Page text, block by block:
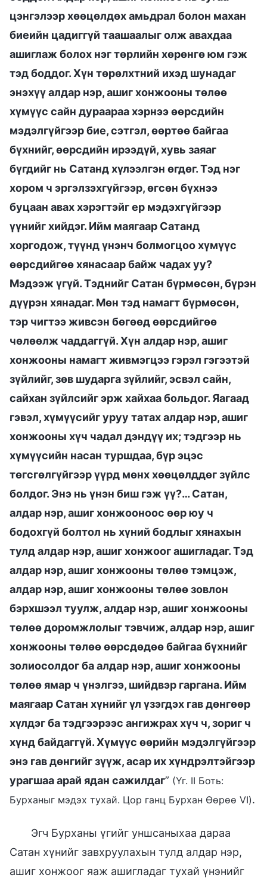
цэнгэлээр хөөцөлдөх амьдрал болон махан
биеийн цадиггүй таашаалыг олж авахдаа
ашиглаж болох нэг төрлийн хөрөнгө юм гэж
тэд боддог. Хүн төрөлхтний ихэд шунадаг
энэхүү алдар нэр, ашиг хонжооны төлөө
хүмүүс сайн дураараа хэрнээ өөрсдийн
мэдэлгүйгээр бие, сэтгэл, өөртөө байгаа
бүхнийг, өөрсдийн ирээдүй, хувь заяаг
бүгдийг нь Сатанд хүлээлгэн өгдөг. Тэд нэг
хором ч эргэлзэхгүйгээр, өгсөн бүхнээ
буцаан авах хэрэгтэйг ер мэдэхгүйгээр
үүнийг хийдэг. Ийм маягаар Сатанд
хоргодож, түүнд үнэнч болмогцоо хүмүүс
өөрсдийгөө хянасаар байж чадах уу?
Мэдээж үгүй. Тэднийг Сатан бүрмөсөн, бүрэн
дүүрэн хянадаг. Мөн тэд намагт бүрмөсөн,
тэр чигтээ живсэн бөгөөд өөрсдийгөө
чөлөөлж чаддаггүй. Хүн алдар нэр, ашиг
хонжооны намагт живмэгцээ гэрэл гэгээтэй
зүйлийг, зөв шударга зүйлийг, эсвэл сайн,
сайхан зүйлсийг эрж хайхаа больдог. Яагаад
гэвэл, хүмүүсийг уруу татах алдар нэр, ашиг
хонжооны хүч чадал дэндүү их; тэдгээр нь
хүмүүсийн насан туршдаа, бүр эцэс
төгсгөлгүйгээр үүрд мөнх хөөцөлддөг зүйлс
болдог. Энэ нь үнэн биш гэж үү?… Сатан,
алдар нэр, ашиг хонжооноос өөр юу ч
бодохгүй болтол нь хүний бодлыг хянахын
тулд алдар нэр, ашиг хонжоог ашигладаг. Тэд
алдар нэр, ашиг хонжооны төлөө тэмцэж,
алдар нэр, ашиг хонжооны төлөө зовлон
бэрхшээл туулж, алдар нэр, ашиг хонжооны
төлөө доромжлолыг тэвчиж, алдар нэр, ашиг
хонжооны төлөө өөрсдөдөө байгаа бүхнийг
золиосолдог ба алдар нэр, ашиг хонжооны
төлөө ямар ч үнэлгээ, шийдвэр гаргана. Ийм
маягаар Сатан хүнийг үл үзэгдэх гав дөнгөөр
хүлдэг ба тэдгээрээс ангижрах хүч ч, зориг ч
хүнд байдаггүй. Хүмүүс өөрийн мэдэлгүйгээр
энэ гав дөнгийг зүүж, асар их хүндрэлтэйгээр
урагшаа арай ядан сажилдаг” (Үг. II Боть:
Бурханыг мэдэх тухай. Цор ганц Бурхан Өөрөө VI).
Эгч Бурханы үгийг уншсаныхаа дараа
Сатан хүнийг завхруулахын тулд алдар нэр,
ашиг хонжоог яаж ашигладаг тухай үнэнийг